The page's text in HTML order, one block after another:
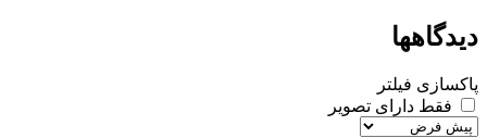
دیدگاهها
پاکسازی فیلتر
فقط دارای تصویر